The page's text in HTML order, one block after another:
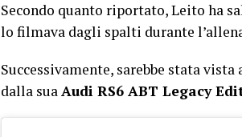
Secondo quanto riportato, Leito ha
lo filmava dagli spalti durante
Successivamente, sarebbe stata
dalla suaAudi RS6 ABT Legacy